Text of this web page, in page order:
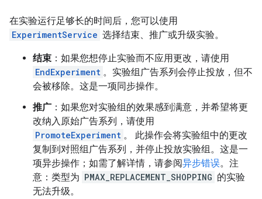
在实验运行足够长的时间后，您可以使用
ExperimentService 选择结束、推广或升级实验。
结束 ：如果您想停止实验而不应用更改，请使用
EndExperiment 。实验组广告系列会停止投放，但不
会被移除。这是一项同步操作。
推广 ：如果您对实验组的效果感到满意，并希望将更
改纳入原始广告系列，请使用
PromoteExperiment 。 此操作会将实验组中的更改
复制到对照组广告系列，并停止投放实验组。这是一
项异步操作；如需了解详情，请参阅异步错误。注
意：类型为 PMAX_REPLACEMENT_SHOPPING 的实验
无法升级。